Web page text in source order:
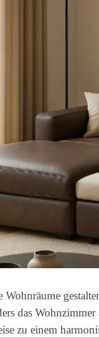
das
zu einem